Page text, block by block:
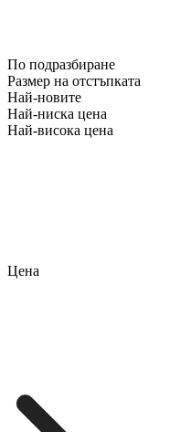
По подразбиране
Размер на отстъпката
Най-новите
Най-ниска цена
Най-висока цена
Цена